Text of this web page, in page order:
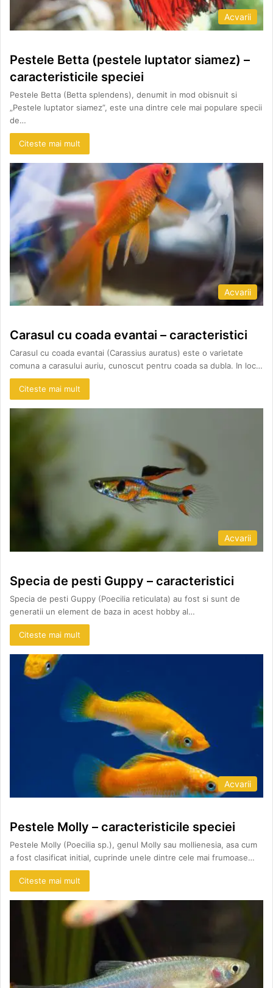
Acvarii
Pestele Betta (pestele luptator siamez) –
caracteristicile speciei
Pestele Betta (Betta splendens), denumit in mod obisnuit si
„Pestele luptator siamez”, este una dintre cele mai populare specii
de…
Citeste mai mult
Acvarii
Carasul cu coada evantai – caracteristici
Carasul cu coada evantai (Carassius auratus) este o varietate
comuna a carasului auriu, cunoscut pentru coada sa dubla. In loc…
Citeste mai mult
Acvarii
Specia de pesti Guppy – caracteristici
Specia de pesti Guppy (Poecilia reticulata) au fost si sunt de
generatii un element de baza in acest hobby al…
Citeste mai mult
Acvarii
Pestele Molly – caracteristicile speciei
Pestele Molly (Poecilia sp.), genul Molly sau mollienesia, asa cum
a fost clasificat initial, cuprinde unele dintre cele mai frumoase…
Citeste mai mult